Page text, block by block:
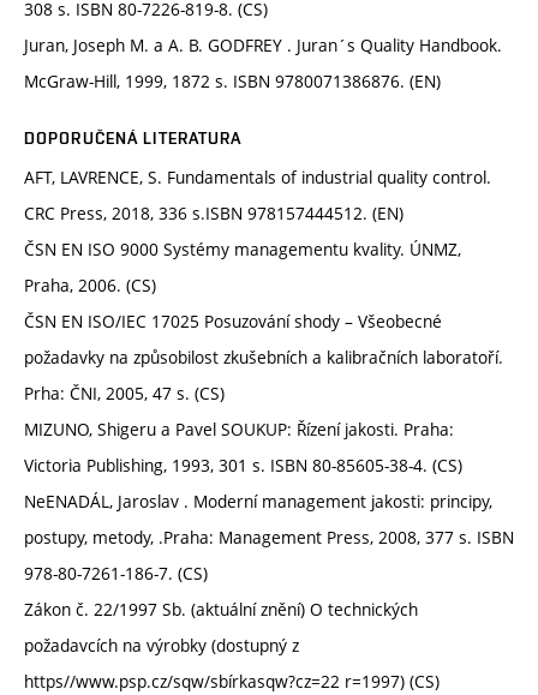
308 s. ISBN 80-7226-819-8. (CS)
Juran, Joseph M. a A. B. GODFREY . Juran´s Quality Handbook.
McGraw-Hill, 1999, 1872 s. ISBN 9780071386876. (EN)
DOPORUČENÁ LITERATURA
AFT, LAVRENCE, S. Fundamentals of industrial quality control.
CRC Press, 2018, 336 s.ISBN 978157444512. (EN)
ČSN EN ISO 9000 Systémy managementu kvality. ÚNMZ,
Praha, 2006. (CS)
ČSN EN ISO/IEC 17025 Posuzování shody – Všeobecné
požadavky na způsobilost zkušebních a kalibračních laboratoří.
Prha: ČNI, 2005, 47 s. (CS)
MIZUNO, Shigeru a Pavel SOUKUP: Řízení jakosti. Praha:
Victoria Publishing, 1993, 301 s. ISBN 80-85605-38-4. (CS)
NeENADÁL, Jaroslav . Moderní management jakosti: principy,
postupy, metody, .Praha: Management Press, 2008, 377 s. ISBN
978-80-7261-186-7. (CS)
Zákon č. 22/1997 Sb. (aktuální znění) O technických
požadavcích na výrobky (dostupný z
https//www.psp.cz/sqw/sbírkasqw?cz=22 r=1997) (CS)